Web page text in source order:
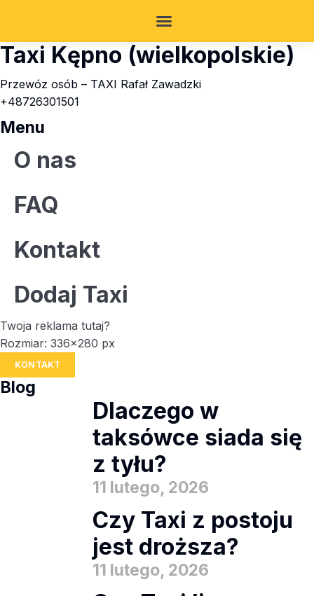
Taxi Kępno (wielkopolskie)
Przewóz osób – TAXI Rafał Zawadzki
+48726301501
Menu
O nas
FAQ
Kontakt
Dodaj Taxi
Twoja reklama tutaj?
Rozmiar: 336x280 px
KONTAKT
Blog
Dlaczego w
taksówce siada się
z tyłu?
11 lutego, 2026
Czy Taxi z postoju
jest droższa?
11 lutego, 2026